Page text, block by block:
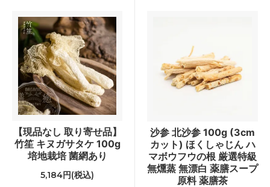
【現品なし 取り寄せ品】
竹笙 キヌガサタケ 100g
培地栽培 菌網あり
5,184円(税込)
沙参 北沙参 100g (3cm
カット) ほくしゃじん ハ
マボウフウの根 厳選特級
無燻蒸 無漂白 薬膳スープ
原料 薬膳茶